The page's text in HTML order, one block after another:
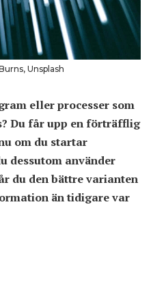
Unsplash
eller processer som
Du får upp en förträfflig
om du startar
dessutom använder
du den bättre varianten
än tidigare var